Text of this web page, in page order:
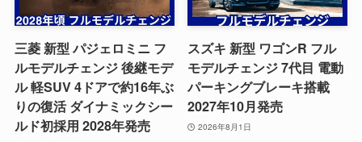
三菱 新型 パジェロミニ フ
ルモデルチェンジ 後継モデ
ル 軽SUV 4ドアで約16年ぶ
りの復活 ダイナミックシー
ルド初採用 2028年発売
スズキ 新型 ワゴンR フル
モデルチェンジ 7代目 電動
パーキングブレーキ搭載
2027年10月発売
2026年8月1日